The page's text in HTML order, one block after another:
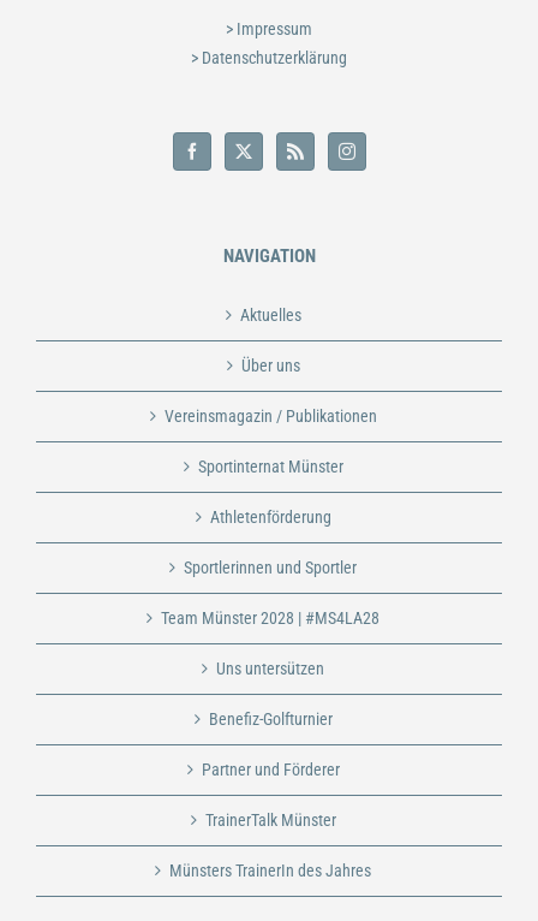
> Impressum
> Datenschutzerklärung
NAVIGATION
Aktuelles
Über uns
Vereinsmagazin / Publikationen
Sportinternat Münster
Athletenförderung
Sportlerinnen und Sportler
Team Münster 2028 | #MS4LA28
Uns untersützen
Benefiz-Golfturnier
Partner und Förderer
TrainerTalk Münster
Münsters TrainerIn des Jahres